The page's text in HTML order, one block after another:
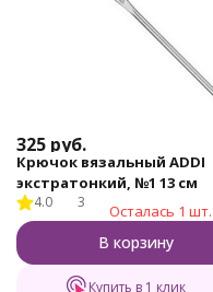
325 руб.
Крючок вязальный ADDI
экстратонкий, №1 13 см
4.0 3 Осталась 1 шт.
В корзину
Купить в 1 клик